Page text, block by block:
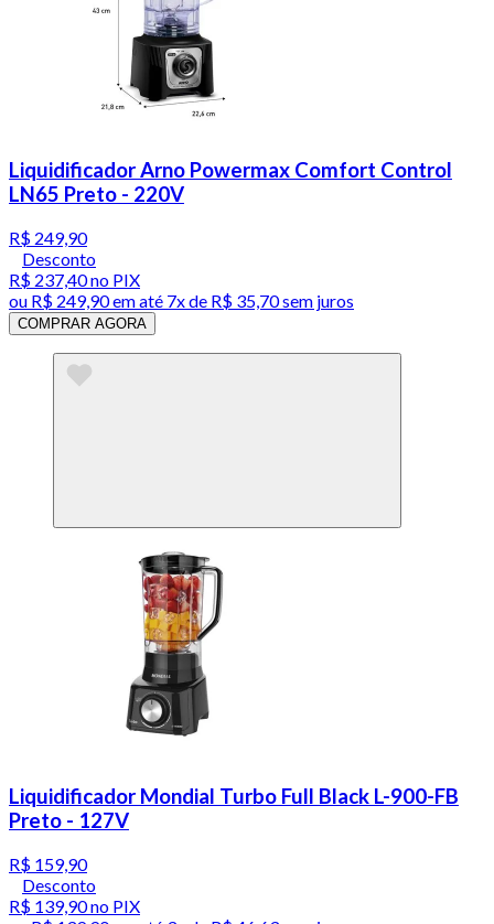
Liquidificador Arno Powermax Comfort Control
LN65 Preto - 220V
R$ 249,90
Desconto
R$ 237,40no PIX
ou R$ 249,90em até 7x de R$ 35,70 sem juros
COMPRAR AGORA
Liquidificador Mondial Turbo Full Black L-900-FB
Preto - 127V
R$ 159,90
Desconto
R$ 139,90no PIX